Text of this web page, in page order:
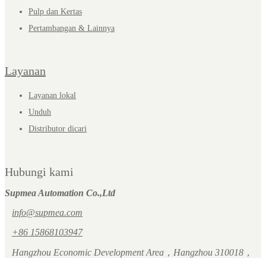
Pulp dan Kertas
Pertambangan & Lainnya
Layanan
Layanan lokal
Unduh
Distributor dicari
Hubungi kami
Supmea Automation Co.,Ltd
info@supmea.com
+86 15868103947
Hangzhou Economic Development Area，Hangzhou 310018，